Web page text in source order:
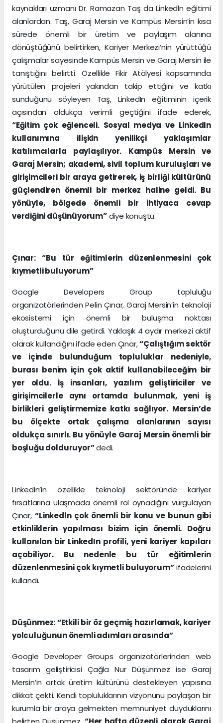
kaynakları uzmanı Dr. Ramazan Taş da Linkedln eğitimi
alanlardan. Taş, Garaj Mersin ve Kampüs Mersin’in kısa
sürede önemli bir üretim ve paylaşım alanına
dönüştüğünü belirtirken, Kariyer Merkezi’nin yürüttüğü
çalışmalar sayesinde Kampüs Mersin ve Garaj Mersin ile
tanıştığını belirtti. Özellikle Fikir Atölyesi kapsamında
yürütülen projeleri yakından takip ettiğini ve katkı
sunduğunu söyleyen Taş, LinkedIn eğitiminin içerik
açısından oldukça verimli geçtiğini ifade ederek,
“Eğitim çok eğlenceli. Sosyal medya ve LinkedIn
kullanımına ilişkin yenilikçi yaklaşımlar
katılımcılarla paylaşılıyor. Kampüs Mersin ve
Garaj Mersin; akademi, sivil toplum kuruluşları ve
girişimcileri bir araya getirerek, iş birliği kültürünü
güçlendiren önemli bir merkez haline geldi. Bu
yönüyle, bölgede önemli bir ihtiyaca cevap
verdiğini düşünüyorum”diye konuştu.
Çınar: “Bu tür eğitimlerin düzenlenmesini çok
kıymetli buluyorum”
Google Developers Group topluluğu
organizatörlerinden Pelin Çınar, Garaj Mersin’in teknoloji
ekosistemi için önemli bir buluşma noktası
oluşturduğunu dile getirdi. Yaklaşık 4 aydır merkezi aktif
olarak kullandığını ifade eden Çınar,“Çalıştığım sektör
ve içinde bulunduğum topluluklar nedeniyle,
burası benim için çok aktif kullanabileceğim bir
yer oldu. İş insanları, yazılım geliştiriciler ve
girişimcilerle aynı ortamda bulunmak, yeni iş
birlikleri geliştirmemize katkı sağlıyor. Mersin’de
bu ölçekte ortak çalışma alanlarının sayısı
oldukça sınırlı. Bu yönüyle Garaj Mersin önemli bir
boşluğu dolduruyor”dedi.
LinkedIn’in özellikle teknoloji sektöründe kariyer
fırsatlarına ulaşmada önemli rol oynadığını vurgulayan
Çınar,“Linkedln çok önemli bir konu ve bunun gibi
etkinliklerin yapılması bizim için önemli. Doğru
kullanılan bir LinkedIn profili, yeni kariyer kapıları
açabiliyor. Bu nedenle bu tür eğitimlerin
düzenlenmesini çok kıymetli buluyorum”ifadelerini
kullandı.
Düşünmez: “Etkili bir öz geçmiş hazırlamak, kariyer
yolculuğunun önemli adımları arasında”
Google Developer Groups organizatörlerinden web
tasarım geliştiricisi Çağla Nur Düşünmez ise Garaj
Mersin’in ortak üretim kültürünü destekleyen yapısına
dikkat çekti. Kendi topluluklarının vizyonunu paylaşan bir
kurumla bir araya gelmekten memnuniyet duyduklarını